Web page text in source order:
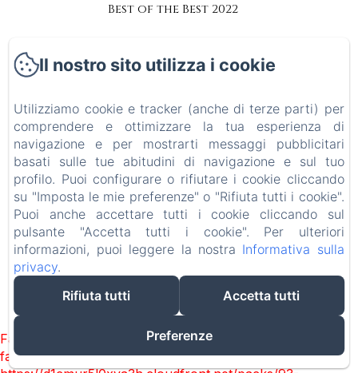
Best of the Best 2022
Informativa Privacy
Note legali
Informazioni sui cookie
EN IT
Funziona con Amenitiz
Failed to load BookingEngine/index: Loading chunk 93
failed. (missing:
Il nostro sito utilizza i cookie
Utilizziamo cookie e tracker (anche di terze parti) per
comprendere e ottimizzare la tua esperienza di
navigazione e per mostrarti messaggi pubblicitari
basati sulle tue abitudini di navigazione e sul tuo
profilo. Puoi configurare o rifiutare i cookie cliccando
su "Imposta le mie preferenze" o "Rifiuta tutti i cookie".
Puoi anche accettare tutti i cookie cliccando sul
pulsante "Accetta tutti i cookie". Per ulteriori
informazioni, puoi leggere la nostra Informativa sulla
privacy.
Rifiuta tutti
Accetta tutti
Preferenze